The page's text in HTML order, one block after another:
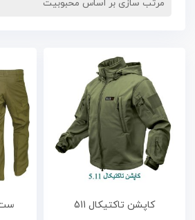
کاپشن تاکتیکال 511 ست